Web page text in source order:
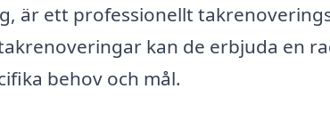
är ett professionellt
kan de erbjuda en
behov och mål.